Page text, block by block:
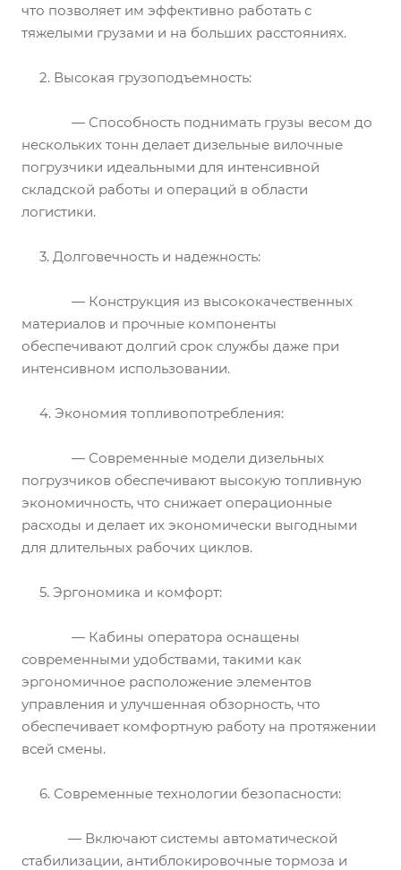
что позволяет им эффективно работать с
тяжелыми грузами и на больших расстояниях.
2. Высокая грузоподъемность:
— Способность поднимать грузы весом до
нескольких тонн делает дизельные вилочные
погрузчики идеальными для интенсивной
складской работы и операций в области
логистики.
3. Долговечность и надежность:
— Конструкция из высококачественных
материалов и прочные компоненты
обеспечивают долгий срок службы даже при
интенсивном использовании.
4. Экономия топливопотребления:
— Современные модели дизельных
погрузчиков обеспечивают высокую топливную
экономичность, что снижает операционные
расходы и делает их экономически выгодными
для длительных рабочих циклов.
5. Эргономика и комфорт:
— Кабины оператора оснащены
современными удобствами, такими как
эргономичное расположение элементов
управления и улучшенная обзорность, что
обеспечивает комфортную работу на протяжении
всей смены.
6. Современные технологии безопасности:
— Включают системы автоматической
стабилизации, антиблокировочные тормоза и